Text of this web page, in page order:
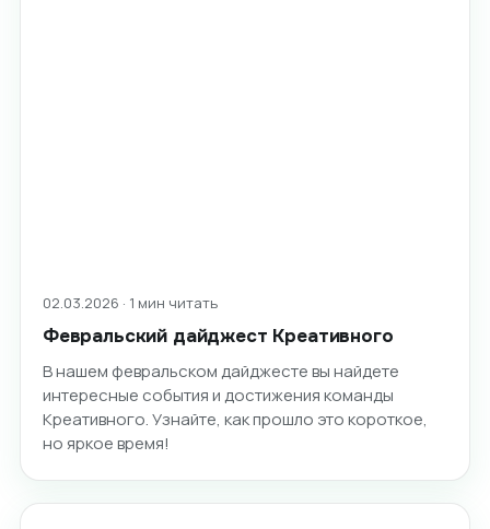
02.03.2026 · 1 мин читать
Февральский дайджест Креативного
В нашем февральском дайджесте вы найдете
интересные события и достижения команды
Креативного. Узнайте, как прошло это короткое,
но яркое время!